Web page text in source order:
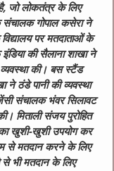
जो लोकतंत्र के लिए
गोपाल कसेरा ने
पर मतदाताओं के
की सैलाना शाखा ने
की। बस स्टैंड
ठंडे पानी की व्यवस्था
संचालक भंवर सिलावट
मिताली संजय पुरोहित
खुशी-खुशी उपयोग कर
से मतदान करने के लिए
भी मतदान के लिए